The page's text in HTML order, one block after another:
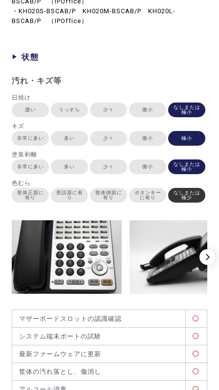
・KH020S-BSCAB/P KH020M-BSCAB/P KH020L-
BSCAB/P （IPOffice）
状態
汚れ・キズ等
日焼け
濃い うっすら 少々 微小
なしまたは
極小
キズ
非常に多い 多い 少々 微小 極小
塗装剥離
非常に多い 多い 少々 微小
なしまたは
極小
色むら
筐体正面に
有り
受話器に有
り
筐体側面に
有り
ボタンキー
に有り
なしまたは
極少
マザーボードスロットの認識確認
システム端末ポートの試験
最新ファームウェアに更新
筐体の汚れ落とし、傷消し